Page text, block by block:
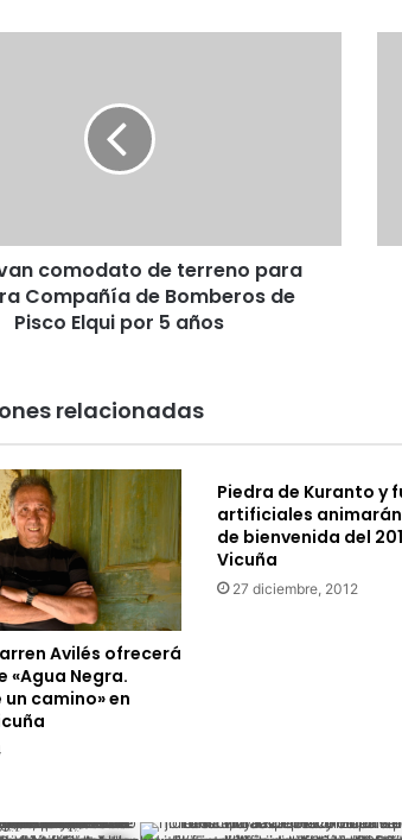
comodato de terreno para
Compañía de Bomberos de
Pisco Elqui por 5 años
de
relacionadas
Avilés ofrecerá
«Agua Negra.
camino» en
Piedra de Kuranto y
artificiales
de bienvenida del
Vicuña
27 diciembre, 2012